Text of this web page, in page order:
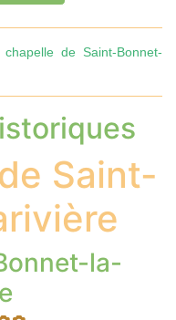
chapelle de Saint-Bonnet-
Saint-
la-